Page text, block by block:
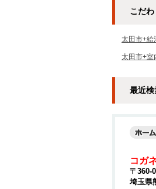
こだ
太田市+給
太田市+室
最近
コガ
〒360-
埼玉県